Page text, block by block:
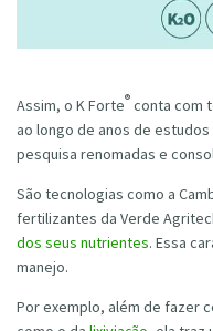
Assim, o K Forte® conta com
ao longo de anos de
pesquisa renomadas e
São tecnologias como a
fertilizantes da Verde
dos seus nutrientes. Essa
manejo.
Por exemplo, além de fazer